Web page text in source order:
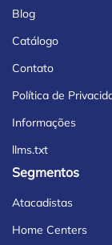
Blog
Catálogo
Contato
Política de
Informações
llms.txt
Segmentos
Atacadistas
Home Centers